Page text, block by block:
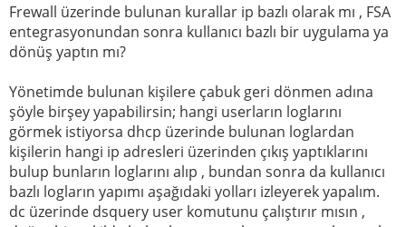
Frewall üzerinde bulunan kurallar ip bazlı olarak mı , FSA
entegrasyonundan sonra kullanıcı bazlı bir uygulama ya
dönüş yaptın mı?
Yönetimde bulunan kişilere çabuk geri dönmen adına
şöyle birşey yapabilirsin; hangi userların loglarını
görmek istiyorsa dhcp üzerinde bulunan loglardan
kişilerin hangi ip adresleri üzerinden çıkış yaptıklarını
bulup bunların loglarını alıp , bundan sonra da kullanıcı
bazlı logların yapımı aşağıdaki yolları izleyerek yapalım.
dc üzerinde dsquery user komutunu çalıştırır mısın ,